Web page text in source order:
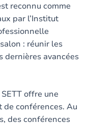
reconnu comme
par l’Institut
: réunir les
dernières avancées
offre une
de conférences. Au
des conférences